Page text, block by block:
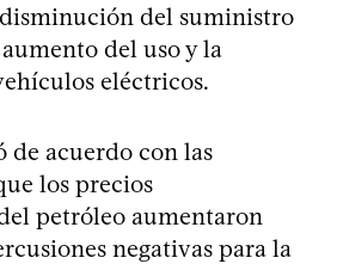
del suministro
del uso y la
eléctricos.
de acuerdo con las
los precios
petróleo aumentaron
negativas para la